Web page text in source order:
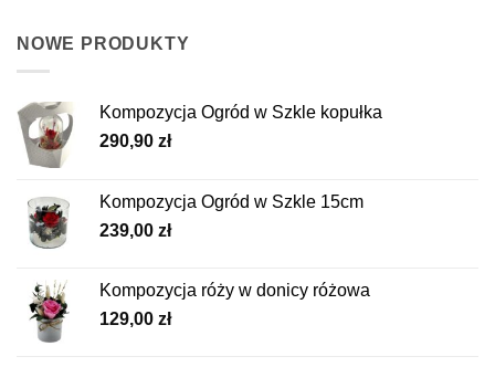
NOWE PRODUKTY
Kompozycja Ogród w Szkle kopułka
290,90 zł
Kompozycja Ogród w Szkle 15cm
239,00 zł
Kompozycja róży w donicy różowa
129,00 zł